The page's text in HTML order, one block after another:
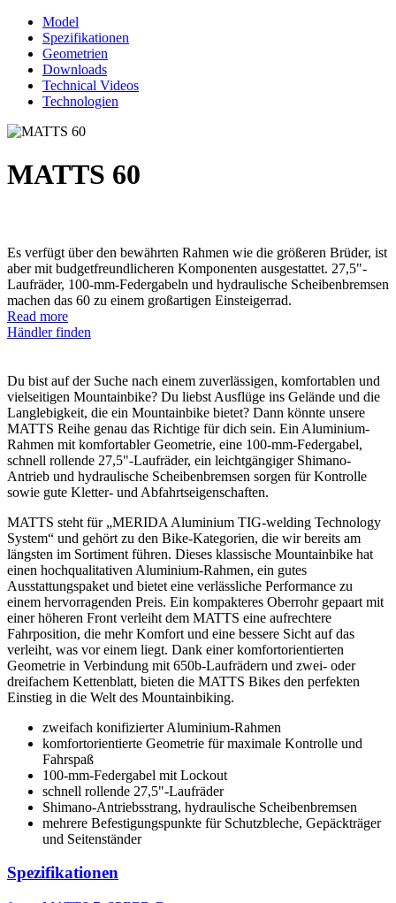
Model
Spezifikationen
Geometrien
Downloads
Technical Videos
Technologien
MATTS 60
Es verfügt über den bewährten Rahmen wie die größeren Brüder, ist
aber mit budgetfreundlicheren Komponenten ausgestattet. 27,5"-
Laufräder, 100-mm-Federgabeln und hydraulische Scheibenbremsen
machen das 60 zu einem großartigen Einsteigerrad.
Read more
Händler finden
Du bist auf der Suche nach einem zuverlässigen, komfortablen und
vielseitigen Mountainbike? Du liebst Ausflüge ins Gelände und die
Langlebigkeit, die ein Mountainbike bietet? Dann könnte unsere
MATTS Reihe genau das Richtige für dich sein. Ein Aluminium-
Rahmen mit komfortabler Geometrie, eine 100-mm-Federgabel,
schnell rollende 27,5"-Laufräder, ein leichtgängiger Shimano-
Antrieb und hydraulische Scheibenbremsen sorgen für Kontrolle
sowie gute Kletter- und Abfahrtseigenschaften.
MATTS steht für „MERIDA Aluminium TIG-welding Technology
System“ und gehört zu den Bike-Kategorien, die wir bereits am
längsten im Sortiment führen. Dieses klassische Mountainbike hat
einen hochqualitativen Aluminium-Rahmen, ein gutes
Ausstattungspaket und bietet eine verlässliche Performance zu
einem hervorragenden Preis. Ein kompakteres Oberrohr gepaart mit
einer höheren Front verleiht dem MATTS eine aufrechtere
Fahrposition, die mehr Komfort und eine bessere Sicht auf das
verleiht, was vor einem liegt. Dank einer komfortorientierten
Geometrie in Verbindung mit 650b-Laufrädern und zwei- oder
dreifachem Kettenblatt, bieten die MATTS Bikes den perfekten
Einstieg in die Welt des Mountainbiking.
zweifach konifizierter Aluminium-Rahmen
komfortorientierte Geometrie für maximale Kontrolle und
Fahrspaß
100-mm-Federgabel mit Lockout
schnell rollende 27,5"-Laufräder
Shimano-Antriebsstrang, hydraulische Scheibenbremsen
mehrere Befestigungspunkte für Schutzbleche, Gepäckträger
und Seitenständer
Spezifikationen